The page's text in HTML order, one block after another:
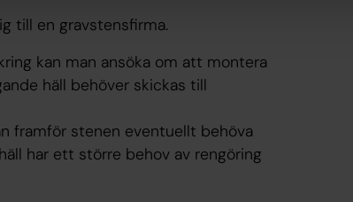
till en gravstensfirma.
kan man ansöka om att montera
häll behöver skickas till
framför stenen eventuellt behöva
har ett större behov av rengöring